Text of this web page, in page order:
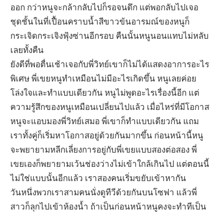
ออก กว่าหนูจะกล้ากลับไปก็รอจนดึก แต่พอกลับไปเจอ
ชุดชั้นในที่เปื้อนคราบน้ำสีขาวข้นอารมณ์ของหนูก็
กระเจิดกระเจิงฟุ้งซ่านอีกรอบ คืนนั้นหนูนอนแทบไม่หลับ
เลยทั้งคืน
ยังดีที่พอตื่นเช้าเจอกับพี่วิทย์เขาก็ไม่ได้แสดงอาการอะไร
พิเศษ พี่เขยหนูทำเหมือนไม่มีอะไรเกิดขึ้น หนูเลยค่อย
โล่งใจและทำแบบเดียวกัน หนูไม่พูดอะไรเรื่องนี้อีก แต่
ความรู้สึกของหนูเหมือนเปลี่ยนไปแล้ว เมื่อไหร่ที่มีโอกาส
หนูจะแอบมองพี่วิทย์เสมอ พี่เขาก็ทำแบบเดียวกัน แถม
เราทั้งคู่ก็เริ่มหาโอกาสอยู่ด้วยกันมากขึ้น ก่อนหน้านี้หนู
จะพยายามหลีกเลี่ยงการอยู่กับพี่เขยแบบสองต่อสอง พี่
เขยเองก็พยายามเว้นช่องว่างไม่เข้าใกล้เกินไป แต่ตอนนี้
ไม่ใช่แบบนั้นอีกแล้ว เราสองคนเริ่มขยับเข้าหากัน
วันหนึ่งพวกเราสามคนนั่งดูทีวีด้วยกันบนโซฟา แล้วพี่
สาวก็ลุกไปเข้าห้องน้ำ ถ้าเป็นก่อนหน้าหนูคงจะทำทีเป็น